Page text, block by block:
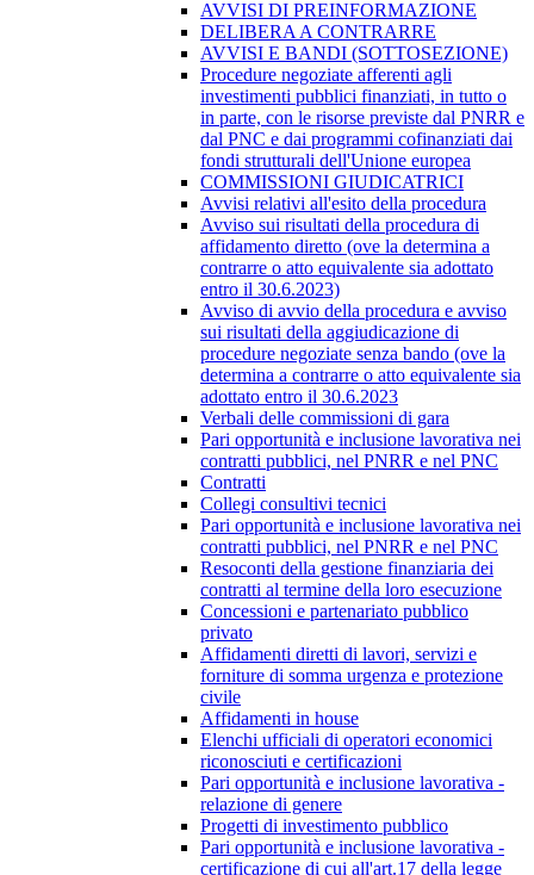
AVVISI DI PREINFORMAZIONE
DELIBERA A CONTRARRE
AVVISI E BANDI (SOTTOSEZIONE)
Procedure negoziate afferenti agli
investimenti pubblici finanziati, in tutto o
in parte, con le risorse previste dal PNRR e
dal PNC e dai programmi cofinanziati dai
fondi strutturali dell'Unione europea
COMMISSIONI GIUDICATRICI
Avvisi relativi all'esito della procedura
Avviso sui risultati della procedura di
affidamento diretto (ove la determina a
contrarre o atto equivalente sia adottato
entro il 30.6.2023)
Avviso di avvio della procedura e avviso
sui risultati della aggiudicazione di
procedure negoziate senza bando (ove la
determina a contrarre o atto equivalente sia
adottato entro il 30.6.2023
Verbali delle commissioni di gara
Pari opportunità e inclusione lavorativa nei
contratti pubblici, nel PNRR e nel PNC
Contratti
Collegi consultivi tecnici
Pari opportunità e inclusione lavorativa nei
contratti pubblici, nel PNRR e nel PNC
Resoconti della gestione finanziaria dei
contratti al termine della loro esecuzione
Concessioni e partenariato pubblico
privato
Affidamenti diretti di lavori, servizi e
forniture di somma urgenza e protezione
civile
Affidamenti in house
Elenchi ufficiali di operatori economici
riconosciuti e certificazioni
Pari opportunità e inclusione lavorativa -
relazione di genere
Progetti di investimento pubblico
Pari opportunità e inclusione lavorativa -
certificazione di cui all'art.17 della legge